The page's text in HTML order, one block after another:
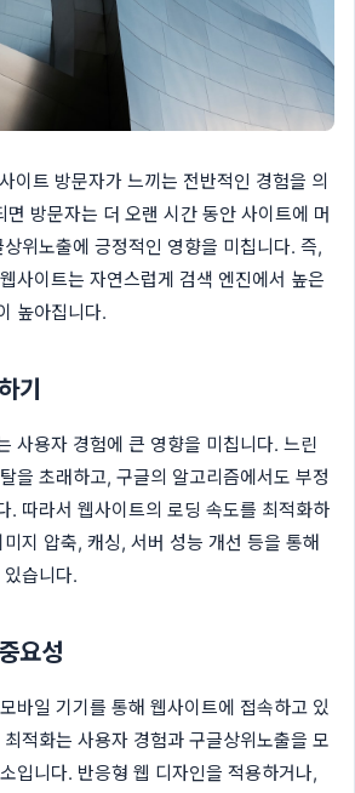
이트 방문자가 느끼는 전반적인 경험을 의
방문자는 더 오랜 시간 동안 사이트에 머
위노출에 긍정적인 영향을 미칩니다. 즉,
사이트는 자연스럽게 검색 엔진에서 높은
높아집니다.
기
사용자 경험에 큰 영향을 미칩니다. 느린
을 초래하고, 구글의 알고리즘에서도 부정
. 따라서 웹사이트의 로딩 속도를 최적화하
지 압축, 캐싱, 서버 성능 개선 등을 통해
습니다.
요성
바일 기기를 통해 웹사이트에 접속하고 있
적화는 사용자 경험과 구글상위노출을 모
입니다. 반응형 웹 디자인을 적용하거나,